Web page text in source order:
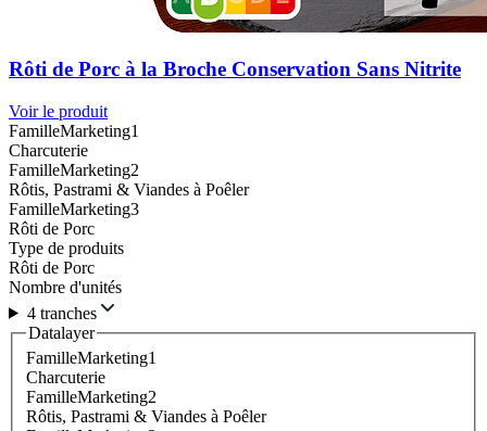
Rôti de Porc à la Broche Conservation Sans Nitrite
Voir le produit
FamilleMarketing1
Charcuterie
FamilleMarketing2
Rôtis, Pastrami & Viandes à Poêler
FamilleMarketing3
Rôti de Porc
Type de produits
Rôti de Porc
Nombre d'unités
4 tranches
Datalayer
FamilleMarketing1
Charcuterie
FamilleMarketing2
Rôtis, Pastrami & Viandes à Poêler